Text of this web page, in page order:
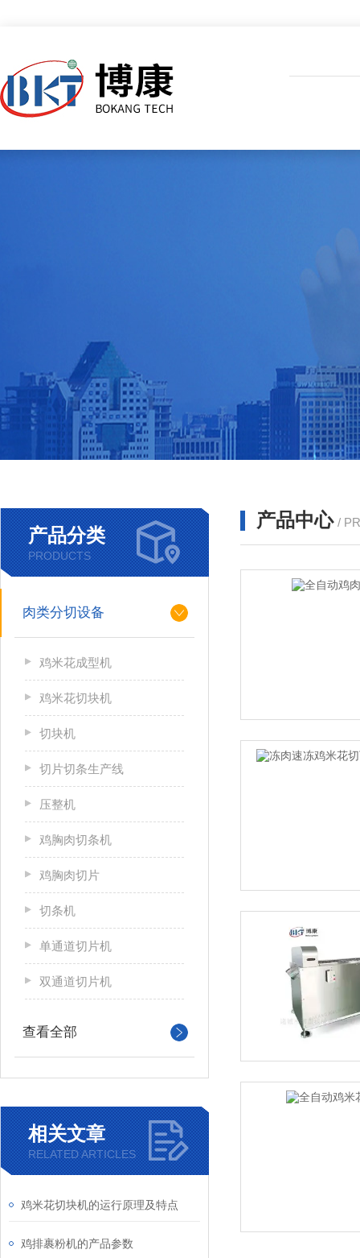
产品分类
PRODUCTS
肉类分切设备
鸡米花成型机
鸡米花切块机
切块机
切片切条生产线
压整机
鸡胸肉切条机
鸡胸肉切片
切条机
单通道切片机
双通道切片机
查看全部
相关文章
RELATED ARTICLES
鸡米花切块机的运行原理及特点
鸡排裹粉机的产品参数
产品中心 /